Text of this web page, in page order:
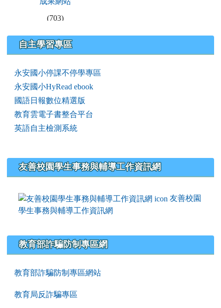
(703)
右邊區域內容
自主學習專區
永安國小停課不停學專區
永安國小HyRead ebook
國語日報數位精選版
教育雲電子書整合平台
英語自主檢測系統
友善校園學生事務與輔導工作資訊網
友善校園
學生事務與輔導工作資訊網
教育部詐騙防制專區網
教育部詐騙防制專區網站
教育局反詐騙專區